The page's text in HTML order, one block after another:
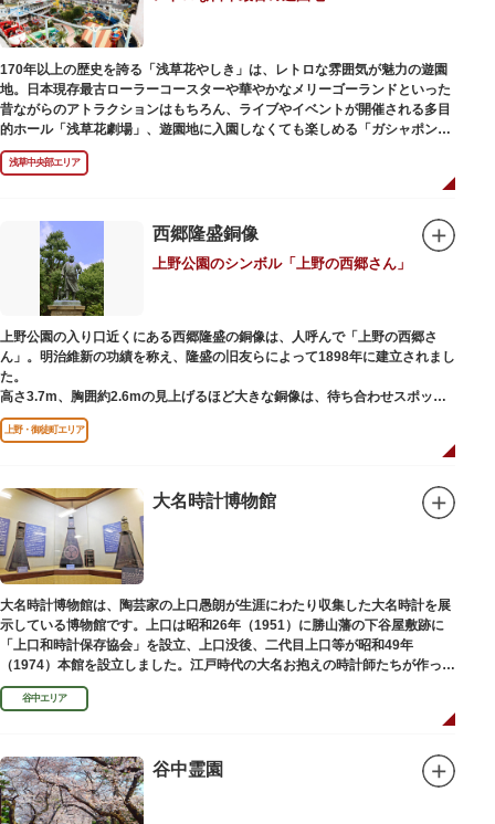
170年以上の歴史を誇る「浅草花やしき」は、レトロな雰囲気が魅力の遊園
地。日本現存最古ローラーコースターや華やかなメリーゴーランドといった
昔ながらのアトラクションはもちろん、ライブやイベントが開催される多目
的ホール「浅草花劇場」、遊園地に入園しなくても楽しめる「ガシャポンの
デパート浅草花やしき店」も併設され、さまざまな娯楽を楽しめる浅草の
「遊びの場」として親しまれています。
と菊細工を主とした花園（かえん）として誕生しました。明治時代に入ると
遊戯施設が置かれ、珍鳥や猛獣、見世物の展示などでも評判に。全国有数の
動物園としても知られるようになりました。戦後は遊園地として再開し、温
かさと懐かしさを併せ持つレトロなアトラクションや雰囲気で人気のスポッ
トとなっています。幼児（0歳～4歳）は入園とのりもの料が無料で、年齢や
身長制限の無いアトラクションもあり、子どもの遊園地デビューにもぴった
りです。
浅草中央部エリア
西郷隆盛銅像
上野公園のシンボル「上野の西郷さん」
上野公園の入り口近くにある西郷隆盛の銅像は、人呼んで「上野の西郷さ
ん」。明治維新の功績を称え、隆盛の旧友らによって1898年に建立されまし
た。
高さ3.7m、胸囲約2.6mの見上げるほど大きな銅像は、待ち合わせスポット
やフォトスポットとして親しまれています。彫刻家、高村光雲によって作ら
れた像は、愛犬のツンと一緒にうさぎ狩りに出かけているところだそう。
上野公園にお立ち寄りの際は、ぜひ「上野の西郷さん」と写真撮影を楽しん
上野・御徒町エリア
大名時計博物館
大名時計博物館は、陶芸家の上口愚朗が生涯にわたり収集した大名時計を展
示している博物館です。上口は昭和26年（1951）に勝山藩の下谷屋敷跡に
「上口和時計保存協会」を設立、上口没後、二代目上口等が昭和49年
（1974）本館を設立しました。江戸時代の大名お抱えの時計師たちが作った
櫓時計、台時計、枕時計などが並びます。
谷中エリア
谷中霊園